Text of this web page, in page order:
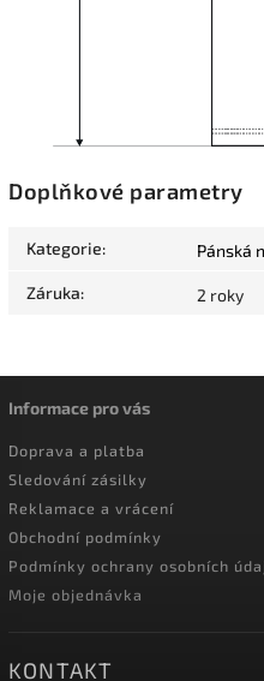
Doplňkové parametry
Kategorie: Pánská
Záruka: 2 roky
Informace pro vás
Doprava a platba
Sledování zásilky
Reklamace a vrácení
Obchodní podmínky
Podmínky ochrany osobních
Moje objednávka
KONTAKT